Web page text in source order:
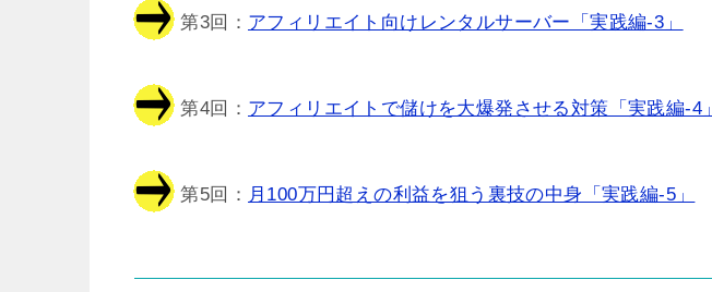
第3回： アフィリエイト向けレンタルサーバー「実践編-3」
第4回： アフィリエイトで儲けを大爆発させる対策「実践編-4」
第5回： 月100万円超えの利益を狙う裏技の中身「実践編-5」